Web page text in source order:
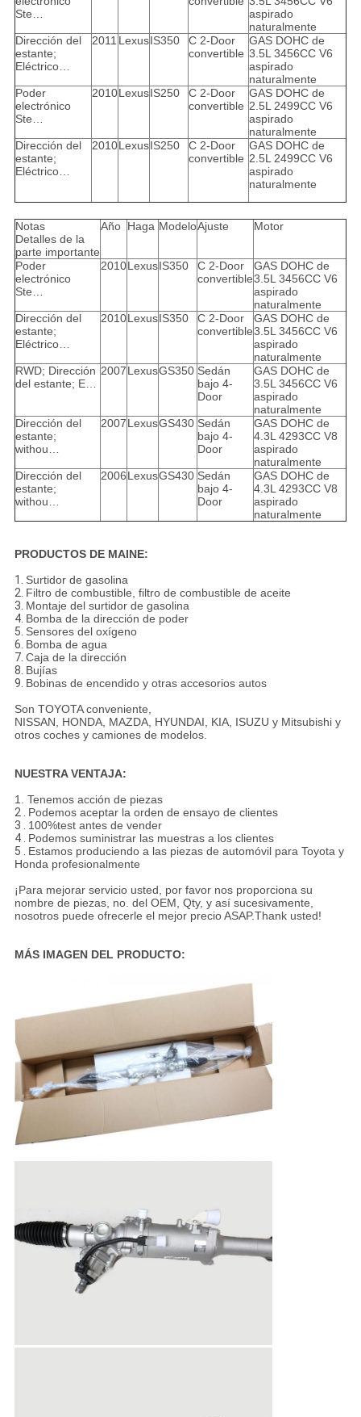
Ste…
aspirado
naturalmente
Dirección del
estante;
Eléctrico…
2011 LexusIS350
C 2-Door
convertible
GAS DOHC de
3.5L 3456CC V6
aspirado
naturalmente
Poder
electrónico
Ste…
2010LexusIS250
C 2-Door
convertible
GAS DOHC de
2.5L 2499CC V6
aspirado
naturalmente
Dirección del
estante;
Eléctrico…
2010LexusIS250
C 2-Door
convertible
GAS DOHC de
2.5L 2499CC V6
aspirado
naturalmente
Notas
Detalles de la
parte importante
Año Haga ModeloAjuste Motor
Poder
electrónico
Ste…
2010LexusIS350
C 2-Door
convertible
GAS DOHC de
3.5L 3456CC V6
aspirado
naturalmente
Dirección del
estante;
Eléctrico…
2010LexusIS350
C 2-Door
convertible
GAS DOHC de
3.5L 3456CC V6
aspirado
naturalmente
RWD; Dirección
del estante; E…
2007LexusGS350 Sedán
bajo 4-
Door
GAS DOHC de
3.5L 3456CC V6
aspirado
naturalmente
Dirección del
estante;
withou…
2007LexusGS430 Sedán
bajo 4-
Door
GAS DOHC de
4.3L 4293CC V8
aspirado
naturalmente
Dirección del
estante;
withou…
2006LexusGS430 Sedán
bajo 4-
Door
GAS DOHC de
4.3L 4293CC V8
aspirado
naturalmente
PRODUCTOS DE MAINE:
1. Surtidor de gasolina
2. Filtro de combustible, filtro de combustible de aceite
3. Montaje del surtidor de gasolina
4. Bomba de la dirección de poder
5. Sensores del oxígeno
6. Bomba de agua
7. Caja de la dirección
8. Bujías
9. Bobinas de encendido y otras accesorios autos
Son TOYOTA conveniente,
NISSAN, HONDA, MAZDA, HYUNDAI, KIA, ISUZU y Mitsubishi y
otros coches y camiones de modelos.
NUESTRA VENTAJA:
1. Tenemos acción de piezas
2 . Podemos aceptar la orden de ensayo de clientes
3 . 100%test antes de vender
4 . Podemos suministrar las muestras a los clientes
5 . Estamos produciendo a las piezas de automóvil para Toyota y
Honda profesionalmente
¡Para mejorar servicio usted, por favor nos proporciona su
nombre de piezas, no. del OEM, Qty, y así sucesivamente,
nosotros puede ofrecerle el mejor precio ASAP.Thank usted!
MÁS IMAGEN DEL PRODUCTO: